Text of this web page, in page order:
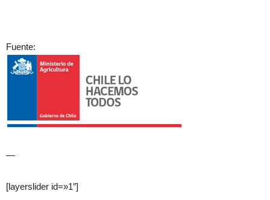
Fuente:
—
[layerslider id=»1″]